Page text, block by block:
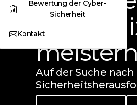
Bewertung der Cyber-
Sicherheit
Kontaktmit
meistern
Auf der Suche